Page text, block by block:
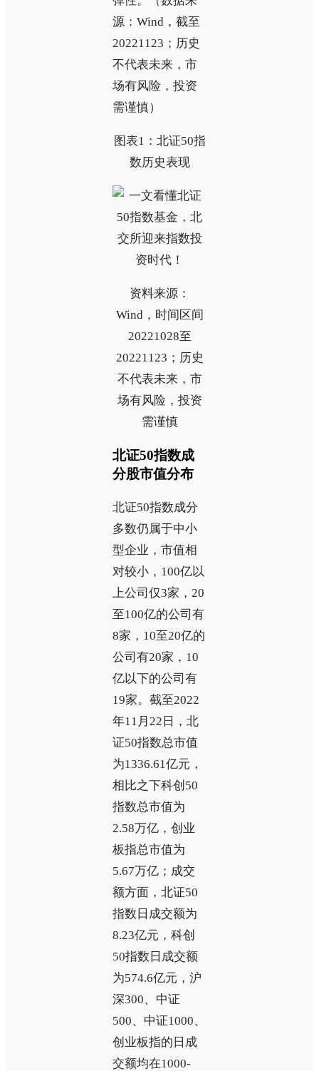
源：Wind，截至
20221123；历史
不代表未来，市
场有风险，投资
需谨慎）
图表1：北证50指
数历史表现
资料来源：
Wind，时间区间
20221028至
20221123；历史
不代表未来，市
场有风险，投资
需谨慎
北证50指数成
分股市值分布
北证50指数成分
多数仍属于中小
型企业，市值相
对较小，100亿以
上公司仅3家，20
至100亿的公司有
8家，10至20亿的
公司有20家，10
亿以下的公司有
19家。截至2022
年11月22日，北
证50指数总市值
为1336.61亿元，
相比之下科创50
指数总市值为
2.58万亿，创业
板指总市值为
5.67万亿；成交
额方面，北证50
指数日成交额为
8.23亿元，科创
50指数日成交额
为574.6亿元，沪
深300、中证
500、中证1000、
创业板指的日成
交额均在1000-